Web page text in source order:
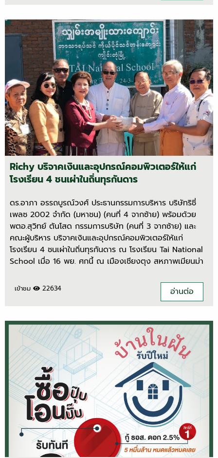
Richy บริจาคเงินและอุปกรณ์คอมพิวเตอร์ให้แก่
โรงเรียน 4 ชนเผ่าในถิ่นทุรกันดาร
ดร.อาภา อรรถบูรณ์วงศ์ ประธานกรรมการบริหาร บริษัทริชี่
เพลซ 2002 จำกัด (มหาชน) (คนที่ 4 จากซ้าย) พร้อมด้วย
พตอ.สุวิทย์ ตันโสด กรรมการบริษัท (คนที่ 3 จากซ้าย) และ
คณะผู้บริหาร บริจาคเงินและอุปกรณ์คอมพิวเตอร์ให้แก่
โรงเรียน 4 ชนเผ่าในถิ่นทุรกันดาร ณ โรงเรียน Tai National
School เมื่อ 16 พย. ศกนี้ ณ เมืองเชียงตุง สหภาพเมียนม่า
เข้าชม 22634 อ่านต่อ